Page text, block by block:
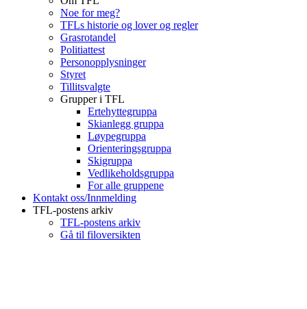
Noe for meg?
TFLs historie og lover og regler
Grasrotandel
Politiattest
Personopplysninger
Styret
Tillitsvalgte
Grupper i TFL
Ertehyttegruppa
Skianlegg gruppa
Løypegruppa
Orienteringsgruppa
Skigruppa
Vedlikeholdsgruppa
For alle gruppene
Kontakt oss/Innmelding
TFL-postens arkiv
TFL-postens arkiv
Gå til filoversikten